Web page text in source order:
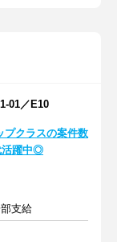
01／E10
プクラスの案件数
活躍中◎
支給